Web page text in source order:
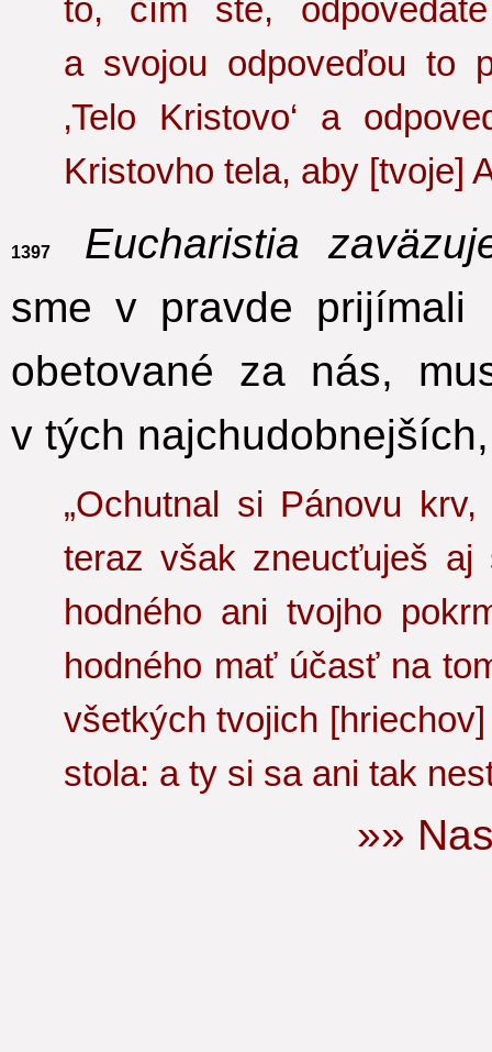
to, čím ste,
a svojou odpoveďou to
‚Telo Kristovo‘ a
Kristovho tela, aby [tvoje]
1397
Eucharistia
sme v pravde
obetované za nás,
v tých
„Ochutnal si Pánovu
teraz však zneucťuješ
hodného ani tvojho
hodného mať účasť na
všetkých tvojich
stola: a ty si sa ani tak
»»